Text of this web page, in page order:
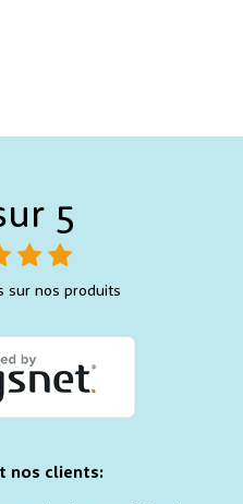
5
sur nos produits
nos clients: